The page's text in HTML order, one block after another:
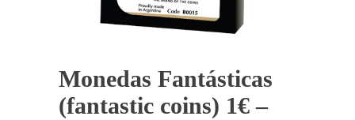
Monedas Fantásticas
(fantastic coins) 1€ –